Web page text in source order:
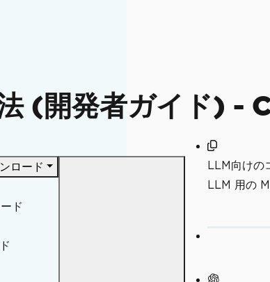
(開発者ガイド) -
ロード
ド
LLM向けの
LLM 用の